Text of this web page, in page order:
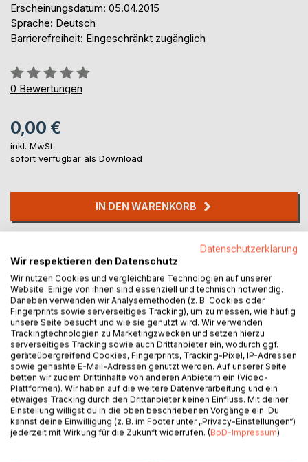
Erscheinungsdatum: 05.04.2015
Sprache: Deutsch
Barrierefreiheit: Eingeschränkt zugänglich
Bewertung::
0%
0 Bewertungen
0,00 €
inkl. MwSt.
sofort verfügbar als Download
IN DEN WARENKORB
Titel bewerten
BESCHREIBUNG
Diese Texte wollen deine Geistigkeit zutiefst berühren und
dir Seinsbewusstheit, Lebensliebe und Gemeinschaftssinn
verleihen. Die Bewusstheit von dem Weltengeist, der in dir
Datenschutzerklärung
Wir respektieren den Datenschutz
Wir nutzen Cookies und vergleichbare Technologien auf unserer
Website. Einige von ihnen sind essenziell und technisch notwendig.
Daneben verwenden wir Analysemethoden (z. B. Cookies oder
Fingerprints sowie serverseitiges Tracking), um zu messen, wie häufig
unsere Seite besucht und wie sie genutzt wird. Wir verwenden
Trackingtechnologien zu Marketingzwecken und setzen hierzu
serverseitiges Tracking sowie auch Drittanbieter ein, wodurch ggf.
geräteübergreifend Cookies, Fingerprints, Tracking-Pixel, IP-Adressen
sowie gehashte E-Mail-Adressen genutzt werden. Auf unserer Seite
betten wir zudem Drittinhalte von anderen Anbietern ein (Video-
Plattformen). Wir haben auf die weitere Datenverarbeitung und ein
etwaiges Tracking durch den Drittanbieter keinen Einfluss. Mit deiner
Einstellung willigst du in die oben beschriebenen Vorgänge ein. Du
kannst deine Einwilligung (z. B. im Footer unter „Privacy-Einstellungen“)
jederzeit mit Wirkung für die Zukunft widerrufen. (BoD-Impressum)